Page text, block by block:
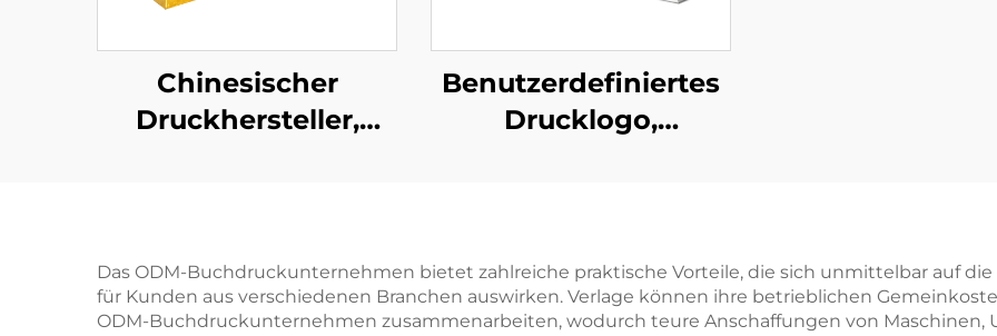
Chinesischer
Druckhersteller,
Pokerspielkarte
Benutzerdefiniertes
Drucklogo,
Pokerset, Spielkarte
mit Schachtel
Das ODM-Buchdruckunternehmen bietet zahlreiche praktische Vorteile, die sich unmittelbar auf
für Kunden aus verschiedenen Branchen auswirken. Verlage können ihre betrieblichen
ODM-Buchdruckunternehmen zusammenarbeiten, wodurch teure Anschaffungen von